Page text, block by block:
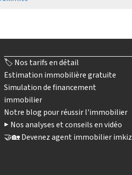
🏷️ Nos tarifs en détail
Estimation immobilière gratuite
Simulation de financement
immobilier
Notre blog pour réussir l'immobilier
▶️ Nos analyses et conseils en vidéo
🤝🏡 Devenez agent immobilier imkiz